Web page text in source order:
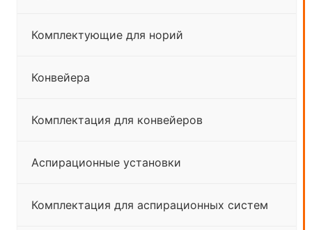
Комплектующие для норий
Конвейера
Комплектация для конвейеров
Аспирационные установки
Комплектация для аспирационных систем